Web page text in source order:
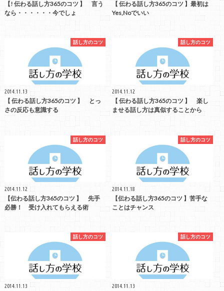
【! 伝わる話し方365のコツ 】 言う
なら・・・・・・今でしょ
【 伝わる話し方365のコツ 】最初は
Yes,Noでいい
話し方のコツ
2014.11.13
【 伝わる話し方365のコツ 】 とっ
さの反応も意識する
話し方のコツ
2014.11.12
【 伝わる話し方365のコツ 】 楽し
ませる話し方は真似することから
話し方のコツ
2014.11.12
【伝わる話し方365のコツ 】 先手
必勝！ 受け入れてもらえる術
話し方のコツ
2014.11.18
【伝わる話し方365のコツ 】苦手な
ことはチャンス
話し方のコツ
2014.11.13
話し方のコツ
2014.11.13